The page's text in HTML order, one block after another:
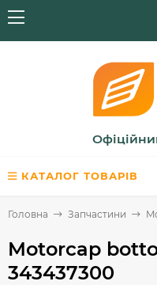
КАТАЛОГ ТОВАРІВ
Головна Запчастини
Motorcap
343437300